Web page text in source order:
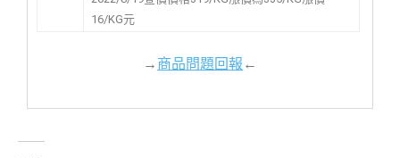
16/KG元
→商品問題回報←